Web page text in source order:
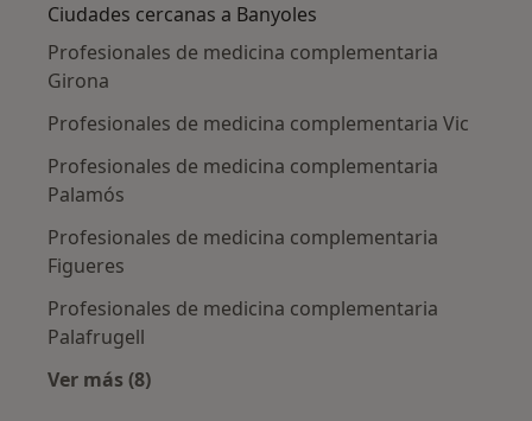
Ciudades cercanas a Banyoles
Profesionales de medicina complementaria
Girona
Profesionales de medicina complementaria Vic
Profesionales de medicina complementaria
Palamós
Profesionales de medicina complementaria
Figueres
Profesionales de medicina complementaria
Palafrugell
Ver más (8)